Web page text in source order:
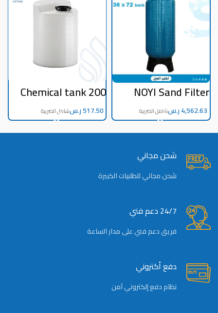
NOYI Sand Filter
36*72 ر.س
Chemical tank 200
liters – Egyptian
industry
ر.س
شحن مجاني
شحن مجاني للطلبيات الكبيرة
24/7 دعم فني
فريق دعم فني على مدار الساعة
دفع أكتروني
نظام دفع إلكتروني آمن